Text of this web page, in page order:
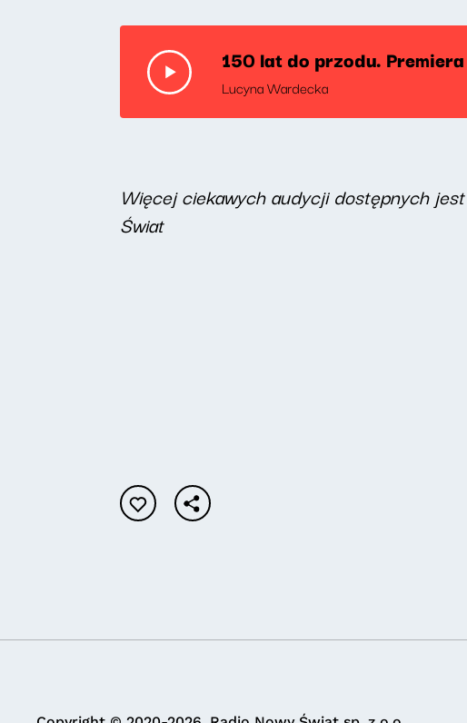
150 lat do przodu.
Lucyna Wardecka
Więcej ciekawych audycji dostępnych
Świat